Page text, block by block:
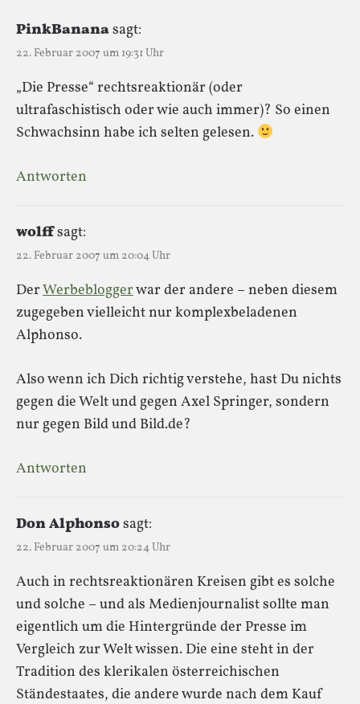
PinkBananasagt:
22. Februar 2007 um 19:31 Uhr
„Die Presse“ rechtsreaktionär (oder
ultrafaschistisch oder wie auch immer)? So einen
Schwachsinn habe ich selten gelesen.
Antworten
wolffsagt:
22. Februar 2007 um 20:04 Uhr
DerWerbebloggerwar der andere – neben diesem
zugegeben vielleicht nur komplexbeladenen
Alphonso.
Also wenn ich Dich richtig verstehe, hast Du nichts
gegen die Welt und gegen Axel Springer, sondern
nur gegen Bild und Bild.de?
Antworten
Don Alphonsosagt:
22. Februar 2007 um 20:24 Uhr
Auch in rechtsreaktionären Kreisen gibt es solche
und solche – und als Medienjournalist sollte man
eigentlich um die Hintergründe der Presse im
Vergleich zur Welt wissen. Die eine steht in der
Tradition des klerikalen österreichischen
Ständestaates, die andere wurde nach dem Kauf